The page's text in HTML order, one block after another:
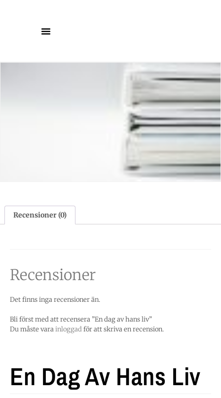
Recensioner (0)
Recensioner
Det finns inga recensioner än.
Bli först med att recensera ”En dag av hans liv”
Du måste varainloggadför att skriva en recension.
En Dag Av Hans Liv